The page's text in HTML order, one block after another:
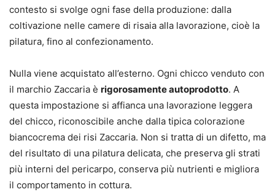
contesto si svolge ogni fase della produzione: dalla
coltivazione nelle camere di risaia alla lavorazione, cioè la
pilatura, fino al confezionamento.
Nulla viene acquistato all’esterno. Ogni chicco venduto con
il marchio Zaccaria è rigorosamente autoprodotto. A
questa impostazione si affianca una lavorazione leggera
del chicco, riconoscibile anche dalla tipica colorazione
biancocrema dei risi Zaccaria. Non si tratta di un difetto, ma
del risultato di una pilatura delicata, che preserva gli strati
più interni del pericarpo, conserva più nutrienti e migliora
il comportamento in cottura.